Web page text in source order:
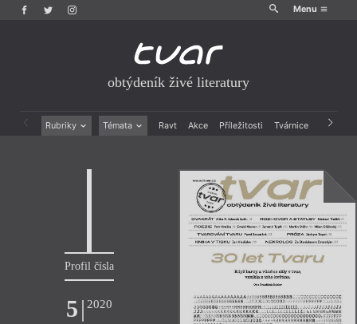
Menu
obtýdeník živé literatury
Rubriky Témata Ravt Akce Příležitosti Tvárnice Archiv
Výroční ceny
Profil čísla
5| 2020